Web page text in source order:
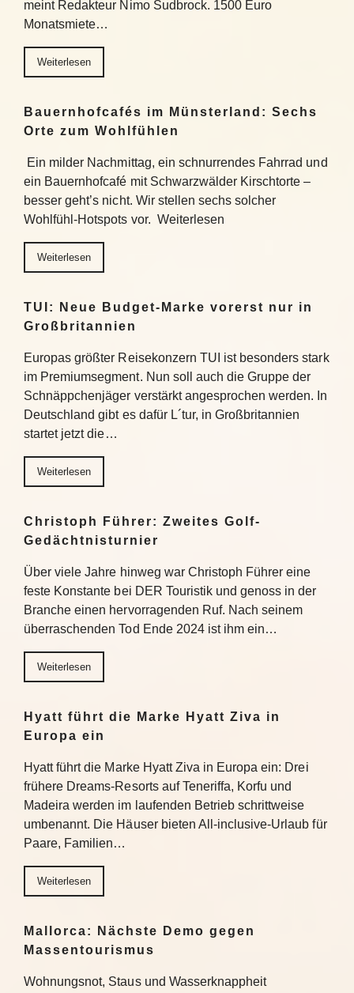
meint Redakteur Nimo Sudbrock. 1500 Euro
Monatsmiete…
Weiterlesen
Bauernhofcafés im Münsterland: Sechs
Orte zum Wohlfühlen
Ein milder Nachmittag, ein schnurrendes Fahrrad und
ein Bauernhofcafé mit Schwarzwälder Kirschtorte –
besser geht’s nicht. Wir stellen sechs solcher
Wohlfühl-Hotspots vor. Weiterlesen
Weiterlesen
TUI: Neue Budget-Marke vorerst nur in
Großbritannien
Europas größter Reisekonzern TUI ist besonders stark
im Premiumsegment. Nun soll auch die Gruppe der
Schnäppchenjäger verstärkt angesprochen werden. In
Deutschland gibt es dafür L´tur, in Großbritannien
startet jetzt die…
Weiterlesen
Christoph Führer: Zweites Golf-
Gedächtnisturnier
Über viele Jahre hinweg war Christoph Führer eine
feste Konstante bei DER Touristik und genoss in der
Branche einen hervorragenden Ruf. Nach seinem
überraschenden Tod Ende 2024 ist ihm ein…
Weiterlesen
Hyatt führt die Marke Hyatt Ziva in
Europa ein
Hyatt führt die Marke Hyatt Ziva in Europa ein: Drei
frühere Dreams-Resorts auf Teneriffa, Korfu und
Madeira werden im laufenden Betrieb schrittweise
umbenannt. Die Häuser bieten All-inclusive-Urlaub für
Paare, Familien…
Weiterlesen
Mallorca: Nächste Demo gegen
Massentourismus
Wohnungsnot, Staus und Wasserknappheit